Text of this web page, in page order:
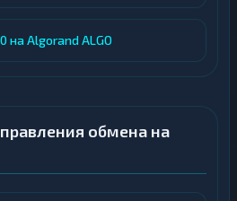
на Algorand ALGO
обмена на